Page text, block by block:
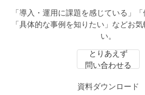
「導入・運用に課題を感じている」「
「具体的な事例を知りたい」などお
い。
とりあえず
問い合わせる
資料ダウンロード